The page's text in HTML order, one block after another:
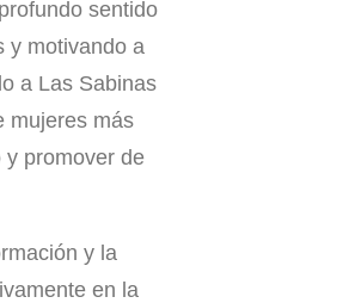
sentido
y motivando a
a Las Sabinas
mujeres más
promover de
y la
en la